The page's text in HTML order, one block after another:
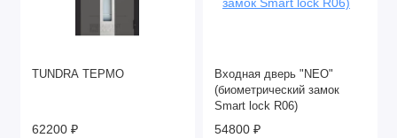
TUNDRA ТЕРМО
62200 ₽
Входная дверь "NEO"
(биометрический замок
Smart lock R06)
54800 ₽